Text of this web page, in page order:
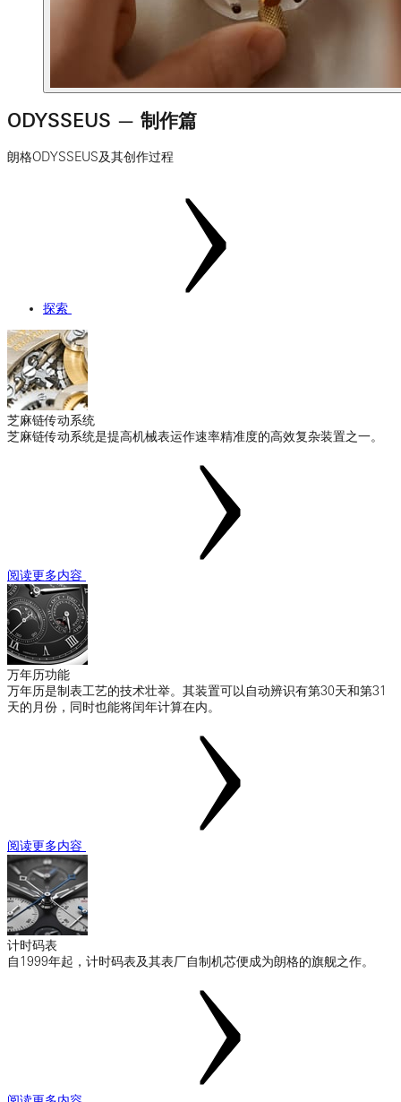
ODYSSEUS — 制作篇
朗格ODYSSEUS及其创作过程
探索
芝麻链传动系统
芝麻链传动系统是提高机械表运作速率精准度的高效复杂装置之一。
阅读更多内容
万年历功能
万年历是制表工艺的技术壮举。其装置可以自动辨识有第30天和第31
天的月份，同时也能将闰年计算在内。
阅读更多内容
计时码表
自1999年起，计时码表及其表厂自制机芯便成为朗格的旗舰之作。